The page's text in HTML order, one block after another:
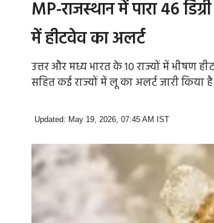
MP-राजस्थान में पारा 46
में हीटवेव का अलर्ट
उत्तर और मध्य भारत के 10 राज्यों में भीषण
सहित कई राज्यों में लू का अलर्ट जारी किया
Updated: May 19, 2026, 07:45 AM IST